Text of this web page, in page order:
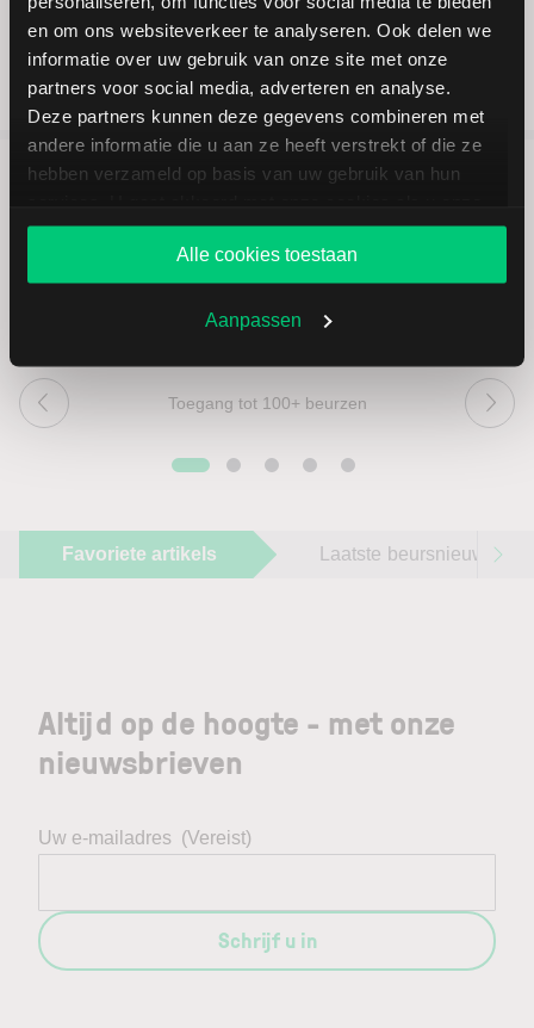
en om ons websiteverkeer te analyseren. Ook delen we
informatie over uw gebruik van onze site met onze
partners voor social media, adverteren en analyse.
Deze partners kunnen deze gegevens combineren met
andere informatie die u aan ze heeft verstrekt of die ze
hebben verzameld op basis van uw gebruik van hun
website blijft gebruiken.
Alle cookies toestaan
Aanpassen
5 redenen om via LYNX te
beleggen
Toegang tot 100+ beurzen
Favoriete artikels Laatste beursnieuws
Altijd op de hoogte - met onze
nieuwsbrieven
Uw e-mailadres (Vereist)
Schrijf u in